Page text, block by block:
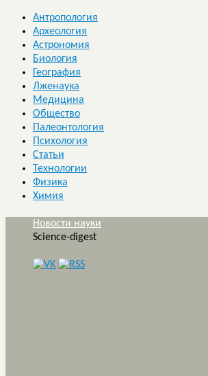
Антропология
Археология
Астрономия
Биология
География
Лженаука
Медицина
Общество
Палеонтология
Психология
Статьи
Технологии
Физика
Химия
Новости науки
Science-digest